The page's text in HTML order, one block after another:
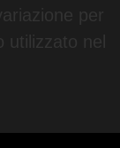
per
utilizzato nel